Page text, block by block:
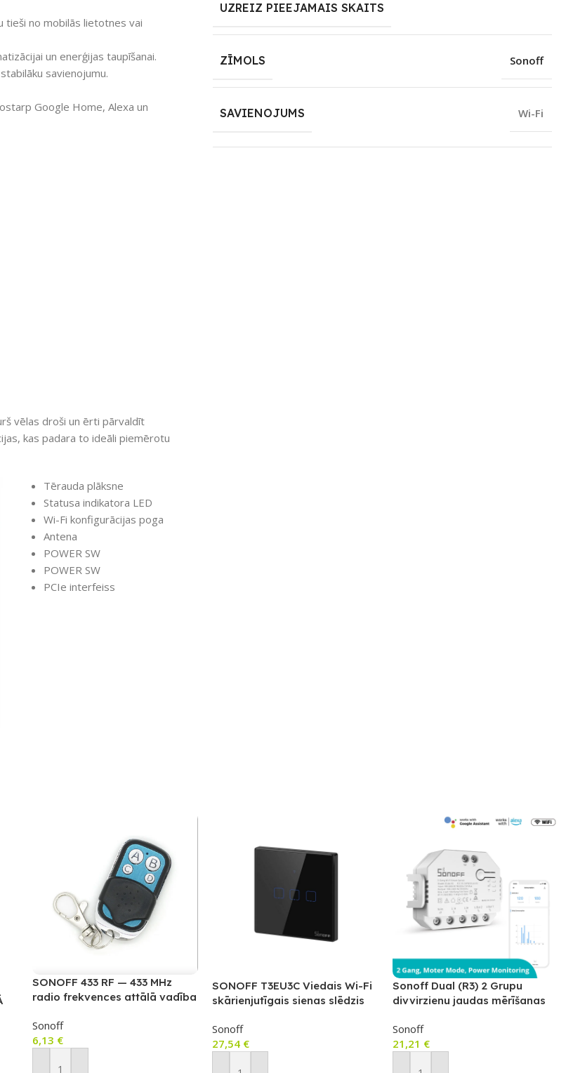
tieši no mobilās lietotnes vai
un enerģijas taupīšanai.
savienojumu.
Google Home, Alexa un
vēlas droši un ērti pārvaldīt
kas padara to ideāli piemērotu
Tērauda plāksne
Statusa indikatora LED
Wi-Fi konfigurācijas poga
Antena
POWER SW
POWER SW
PCIe interfeiss
UZREIZ PIEEJAMAIS SKAITS
ZĪMOLS Sonoff
SAVIENOJUMS Wi-Fi
SONOFF 433 RF — 433 MHz
radio frekvences attālā vadība
Sonoff
6,13 €
SONOFF T3EU3C Viedais Wi-Fi
skārienjutīgais sienas slēdzis
Sonoff
27,54 €
Sonoff Dual (R3) 2 Grupu
divvirzienu jaudas mērīšanas
Sonoff
21,21 €